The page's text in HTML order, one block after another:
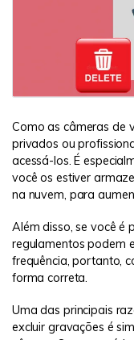
Como as câmeras de
privados ou
acessá-los. É
você os estiver
na nuvem, para
Além disso, se você é
regulamentos podem
frequência, portanto,
forma correta.
Uma das principais
excluir gravações é